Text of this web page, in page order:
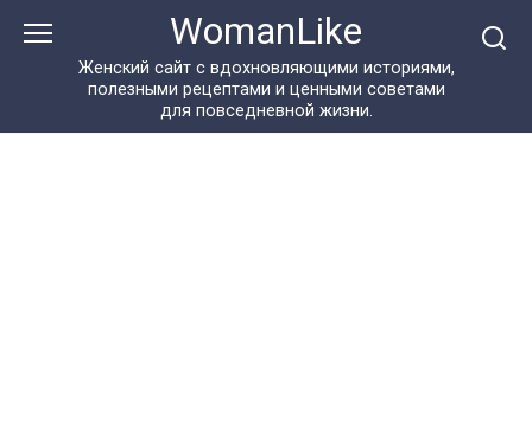
WomanLike
Женский сайт с вдохновляющими историями,
полезными рецептами и ценными советами
для повседневной жизни.